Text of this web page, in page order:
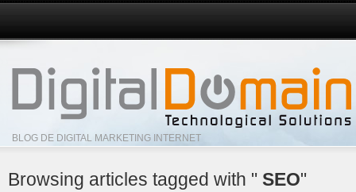
BLOG DE DIGITAL MARKETING INTERNET
Browsing articles tagged with " SEO"